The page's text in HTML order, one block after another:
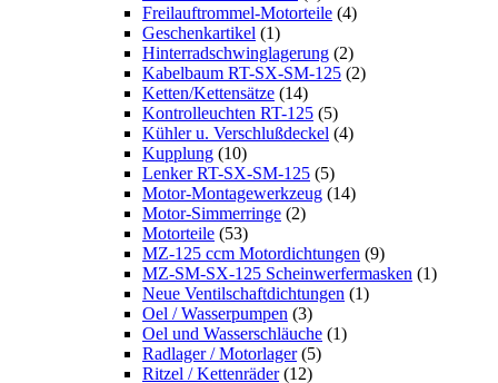
Freilauftrommel-Motorteile (4)
Geschenkartikel (1)
Hinterradschwinglagerung (2)
Kabelbaum RT-SX-SM-125 (2)
Ketten/Kettensätze (14)
Kontrolleuchten RT-125 (5)
Kühler u. Verschlußdeckel (4)
Kupplung (10)
Lenker RT-SX-SM-125 (5)
Motor-Montagewerkzeug (14)
Motor-Simmerringe (2)
Motorteile (53)
MZ-125 ccm Motordichtungen (9)
MZ-SM-SX-125 Scheinwerfermasken (1)
Neue Ventilschaftdichtungen (1)
Oel / Wasserpumpen (3)
Oel und Wasserschläuche (1)
Radlager / Motorlager (5)
Ritzel / Kettenräder (12)